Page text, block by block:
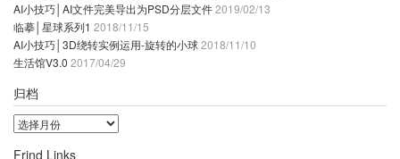
AI小技巧│AI文件完美导出为PSD分层文件2019/02/13
临摹│星球系列1 2018/11/15
AI小技巧│3D绕转实例运用-旋转的小球2018/11/10
生活馆V3.0 2017/04/29
归档
归
档
Frind Links